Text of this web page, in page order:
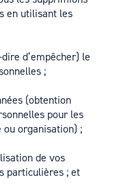
en utilisant les
d’empêcher) le
;
(obtention
pour les
organisation) ;
de vos
particulières ; et